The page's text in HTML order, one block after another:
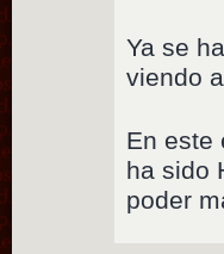
Ya se
viendo
En este
ha sido
poder